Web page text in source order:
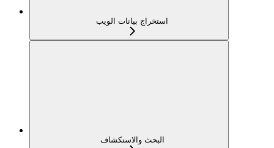
استخراج بيانات الويب
البحث والاستكشاف